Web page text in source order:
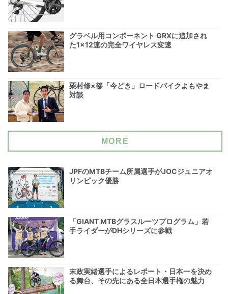
グラベル用コンポーネント GRXに追加され
た1×12速の完全ワイヤレス変速
栗村修×篠「今どき」ロードバイクよもやま
対談
MORE
JPFのMTBチーム所属選手がJOCジュニアオ
リンピック優勝
「GIANT MTBグラスルーツプログラム」若
手ライダーがDHシリーズに参戦
末政実緒選手によるレポート・日本一を決め
る舞台、その先にある全日本選手権の魅力